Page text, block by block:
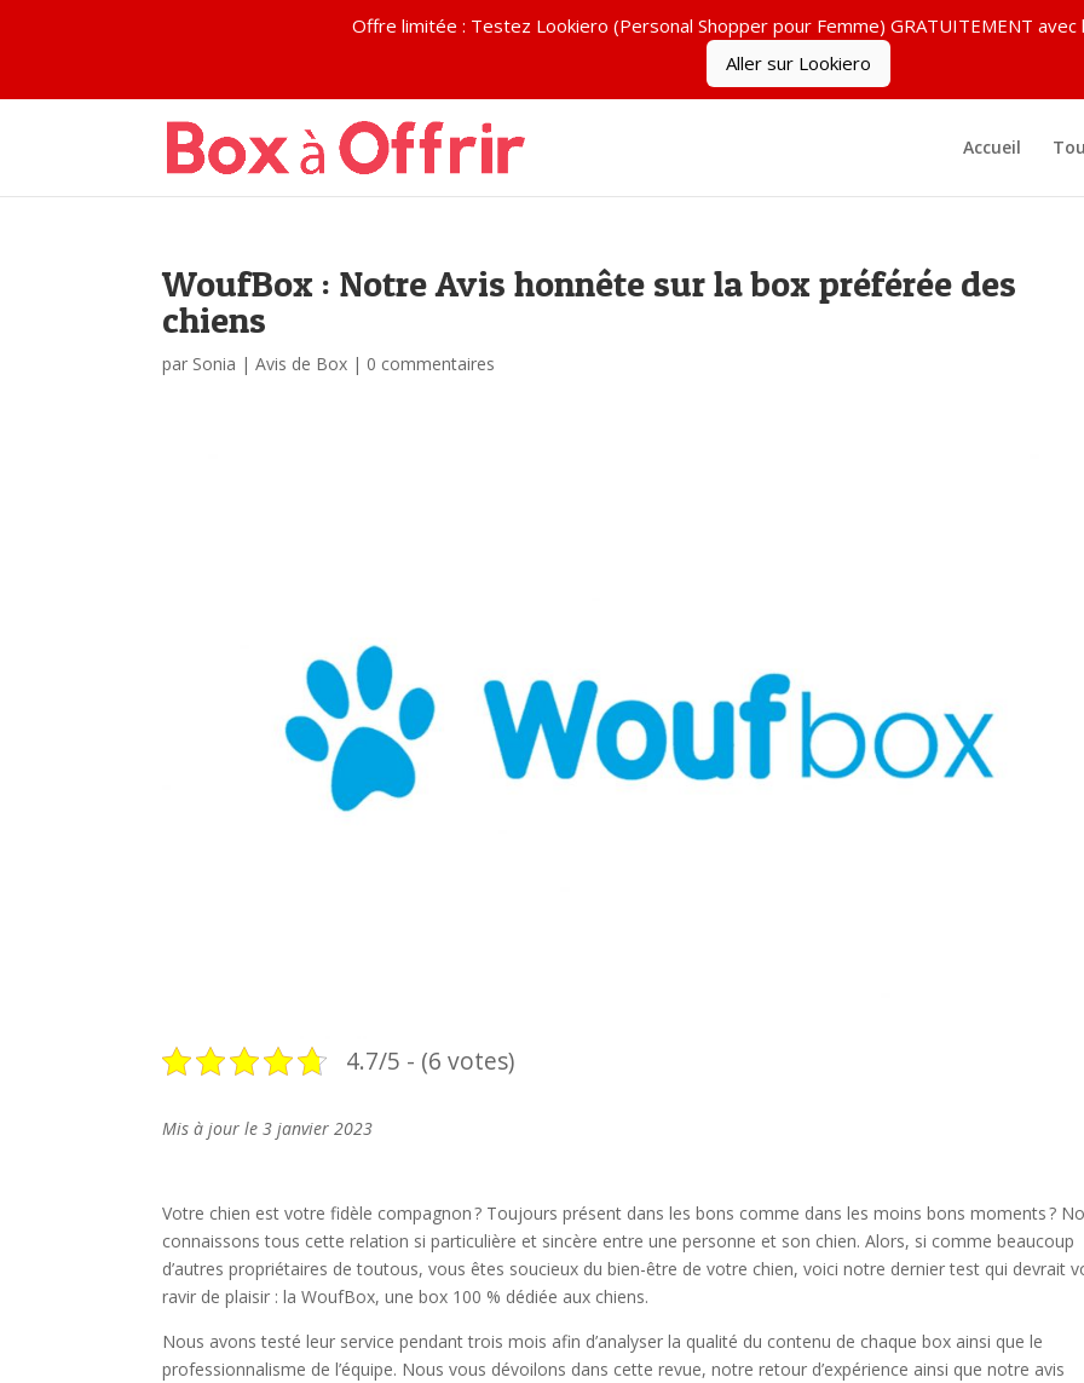
Accueil
WoufBox : Notre Avis honnête sur la box préférée des
chiens
par Sonia |Avis de Box | 0 commentaires
4.7/5 - (6 votes)
Mis à jour le 3 janvier 2023
Votre chien est votre fidèle compagnon ? Toujours présent dans les bons comme dans les moins bons moments ?
connaissons tous cette relation si particulière et sincère entre une personne et son chien. Alors, si comme beaucoup
d’autres propriétaires de toutous, vous êtes soucieux du bien-être de votre chien, voici notre dernier test qui devrait
ravir de plaisir : la WoufBox, une box 100 % dédiée aux chiens.
Nous avons testé leur service pendant trois mois afin d’analyser la qualité du contenu de chaque box ainsi que le
professionnalisme de l’équipe. Nous vous dévoilons dans cette revue, notre retour d’expérience ainsi que notre avis
Offre limitée : Testez Lookiero (Personal Shopper pour Femme) GRATUITEMENT avec
Aller sur Lookiero